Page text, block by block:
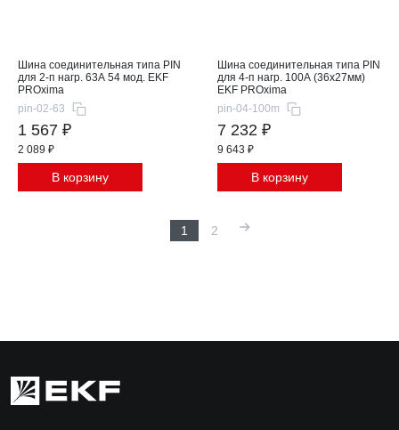
Шина соединительная типа PIN
для 2-п нагр. 63А 54 мод. EKF
PROxima
pin-02-63
1 567 ₽
2 089 ₽
В корзину
Шина соединительная типа PIN
для 4-п нагр. 100А (36x27мм)
EKF PROxima
pin-04-100m
7 232 ₽
9 643 ₽
В корзину
1 2